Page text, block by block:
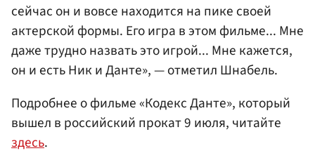
сейчас он и вовсе находится на пике своей
актерской формы. Его игра в этом фильме... Мне
даже трудно назвать это игрой... Мне кажется,
он и есть Ник и Данте», — отметил Шнабель.
Подробнее о фильме «Кодекс Данте», который
вышел в российский прокат 9 июля, читайте
здесь.